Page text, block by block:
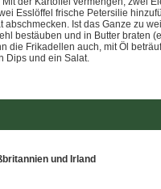
Esslöffel frische Petersilie
abschmecken. Ist das Ganze zu
bestäuben und in Butter braten
die Frikadellen auch, mit Öl
Dips und ein Salat.
und Irland